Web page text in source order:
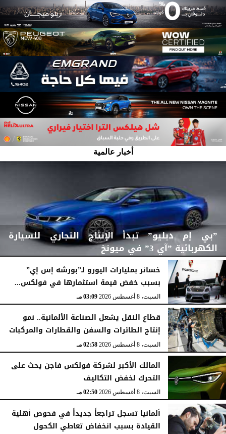
أخبار عالمية
”بي إم دبليو” تبدأ الإنتاج التجاري للسيارة
الكهربائية ”آي 3” في ميونخ
السبت، 8 أغسطس 2026 03:43 مـ
خسائر بمليارات اليورو لـ”بورشه إس إي”
بسبب خفض قيمة استثمارها في فولكس...
السبت، 8 أغسطس 2026 03:09 مـ
قطاع النقل يشعل الصناعة الألمانية.. نمو
إنتاج الطائرات والسفن والقطارات والمركبات
السبت، 8 أغسطس 2026 02:58 مـ
المالك الأكبر لشركة فولكس فاجن يحث على
التحرك لخفض التكاليف
السبت، 8 أغسطس 2026 02:50 مـ
ألمانيا تسجل تراجعاً جديداً في فحوص أهلية
القيادة بسبب انخفاض تعاطي الكحول